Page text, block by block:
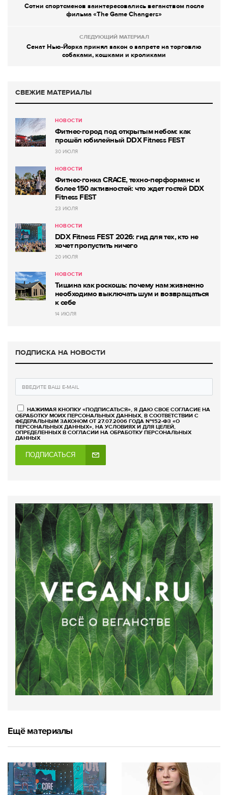
Сотни спортсменов заинтересовались веганством после
фильма «The Game Changers»
СЛЕДУЮЩИЙ МАТЕРИАЛ
Сенат Нью-Йорка принял закон о запрете на торговлю
собаками, кошками и кроликами
СВЕЖИЕ МАТЕРИАЛЫ
НОВОСТИ
Фитнес-город под открытым небом: как
прошёл юбилейный DDX Fitness FEST
30 ИЮЛЯ
НОВОСТИ
Фитнес-гонка CRACE, техно-перформанс и
более 150 активностей: что ждет гостей DDX
Fitness FEST
23 ИЮЛЯ
НОВОСТИ
DDX Fitness FEST 2026: гид для тех, кто не
хочет пропустить ничего
20 ИЮЛЯ
НОВОСТИ
Тишина как роскошь: почему нам жизненно
необходимо выключать шум и возвращаться
к себе
14 ИЮЛЯ
ПОДПИСКА НА НОВОСТИ
НАЖИМАЯ КНОПКУ «ПОДПИСАТЬСЯ», Я ДАЮ СВОЕ СОГЛАСИЕ НА
ОБРАБОТКУ МОИХ ПЕРСОНАЛЬНЫХ ДАННЫХ, В СООТВЕТСТВИИ С
ФЕДЕРАЛЬНЫМ ЗАКОНОМ ОТ 27.07.2006 ГОДА №152-ФЗ «О
ПЕРСОНАЛЬНЫХ ДАННЫХ», НА УСЛОВИЯХ И ДЛЯ ЦЕЛЕЙ,
ОПРЕДЕЛЕННЫХ В СОГЛАСИИ НА ОБРАБОТКУ ПЕРСОНАЛЬНЫХ
ДАННЫХ
ПОДПИСАТЬСЯ
Ещё материалы